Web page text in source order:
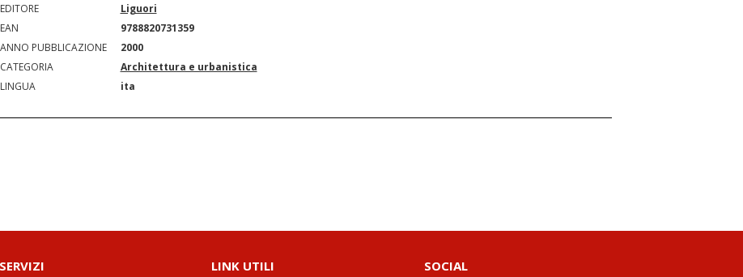
EDITORE
Liguori
EAN
9788820731359
ANNO PUBBLICAZIONE
2000
CATEGORIA
Architettura e urbanistica
LINGUA
ita
SERVIZI LINK UTILI SOCIAL